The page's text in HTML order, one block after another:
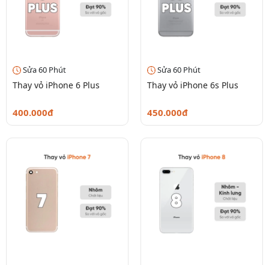
Sửa 60 Phút
Thay vỏ iPhone 6 Plus
400.000đ
Sửa 60 Phút
Thay vỏ iPhone 6s Plus
450.000đ